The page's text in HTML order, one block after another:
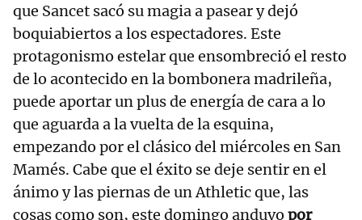
que Sancet sacó su magia a pasear y dejó
boquiabiertos a los espectadores. Este
protagonismo estelar que ensombreció el resto
de lo acontecido en la bombonera madrileña,
puede aportar un plus de energía de cara a lo
que aguarda a la vuelta de la esquina,
empezando por el clásico del miércoles en San
Mamés. Cabe que el éxito se deje sentir en el
ánimo y las piernas de un Athletic que, las
cosas como son, este domingo anduvo por